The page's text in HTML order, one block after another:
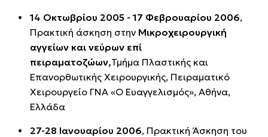
14 Οκτωβρίου 2005 - 17 Φεβρουαρίου 2006,
Πρακτική άσκηση στην Μικροχειρουργική
αγγείων και νεύρων επί
πειραματοζώων,Τμήμα Πλαστικής και
Επανορθωτικής Χειρουργικής, Πειραματικό
Χειρουργείο ΓΝΑ «Ο Ευαγγελισμός», Αθήνα,
Ελλάδα
27-28 Ιανουαρίου 2006, Πρακτική Άσκηση του